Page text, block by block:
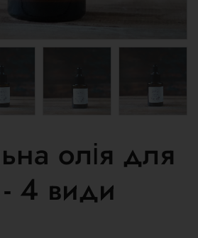
олія для
4 види